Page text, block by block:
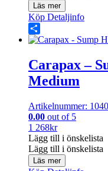
Läs mer
Köp Detaljinfo
Share
Carapax –
Medium
Artikelnummer:
0.00 out of 5
1 268kr
Lägg till i önskelista
Lägg till i önskelista
Läs mer